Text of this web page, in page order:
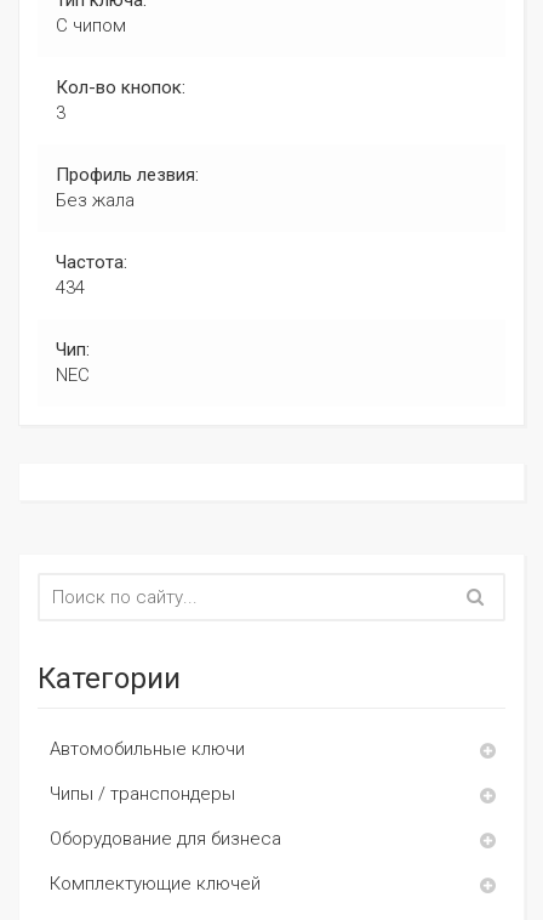
С чипом
Кол-во кнопок:
3
Профиль лезвия:
Без жала
Частота:
434
Чип:
NEC
Категории
Автомобильные ключи
Чипы / транспондеры
Оборудование для бизнеса
Комплектующие ключей